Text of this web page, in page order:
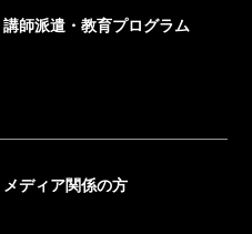
講師派遣・教育プログラム
メディア関係の方